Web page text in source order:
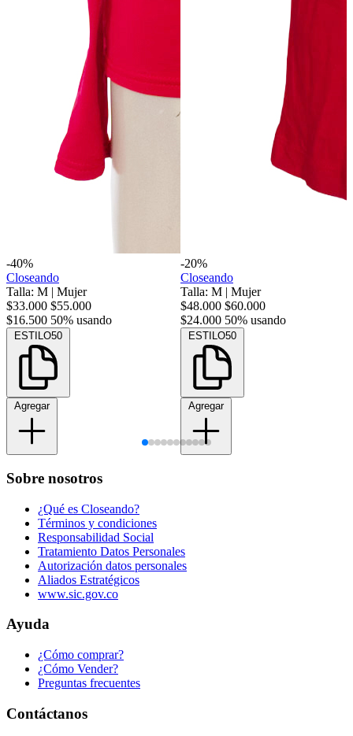
-40%
Closeando
Talla: M | Mujer
$33.000 $55.000
$16.500 50% usando
ESTILO50
Agregar
-20%
Closeando
Talla: M | Mujer
$48.000 $60.000
$24.000 50% usando
ESTILO50
Agregar
Sobre nosotros
¿Qué es Closeando?
Términos y condiciones
Responsabilidad Social
Tratamiento Datos Personales
Autorización datos personales
Aliados Estratégicos
www.sic.gov.co
Ayuda
¿Cómo comprar?
¿Cómo Vender?
Preguntas frecuentes
Contáctanos